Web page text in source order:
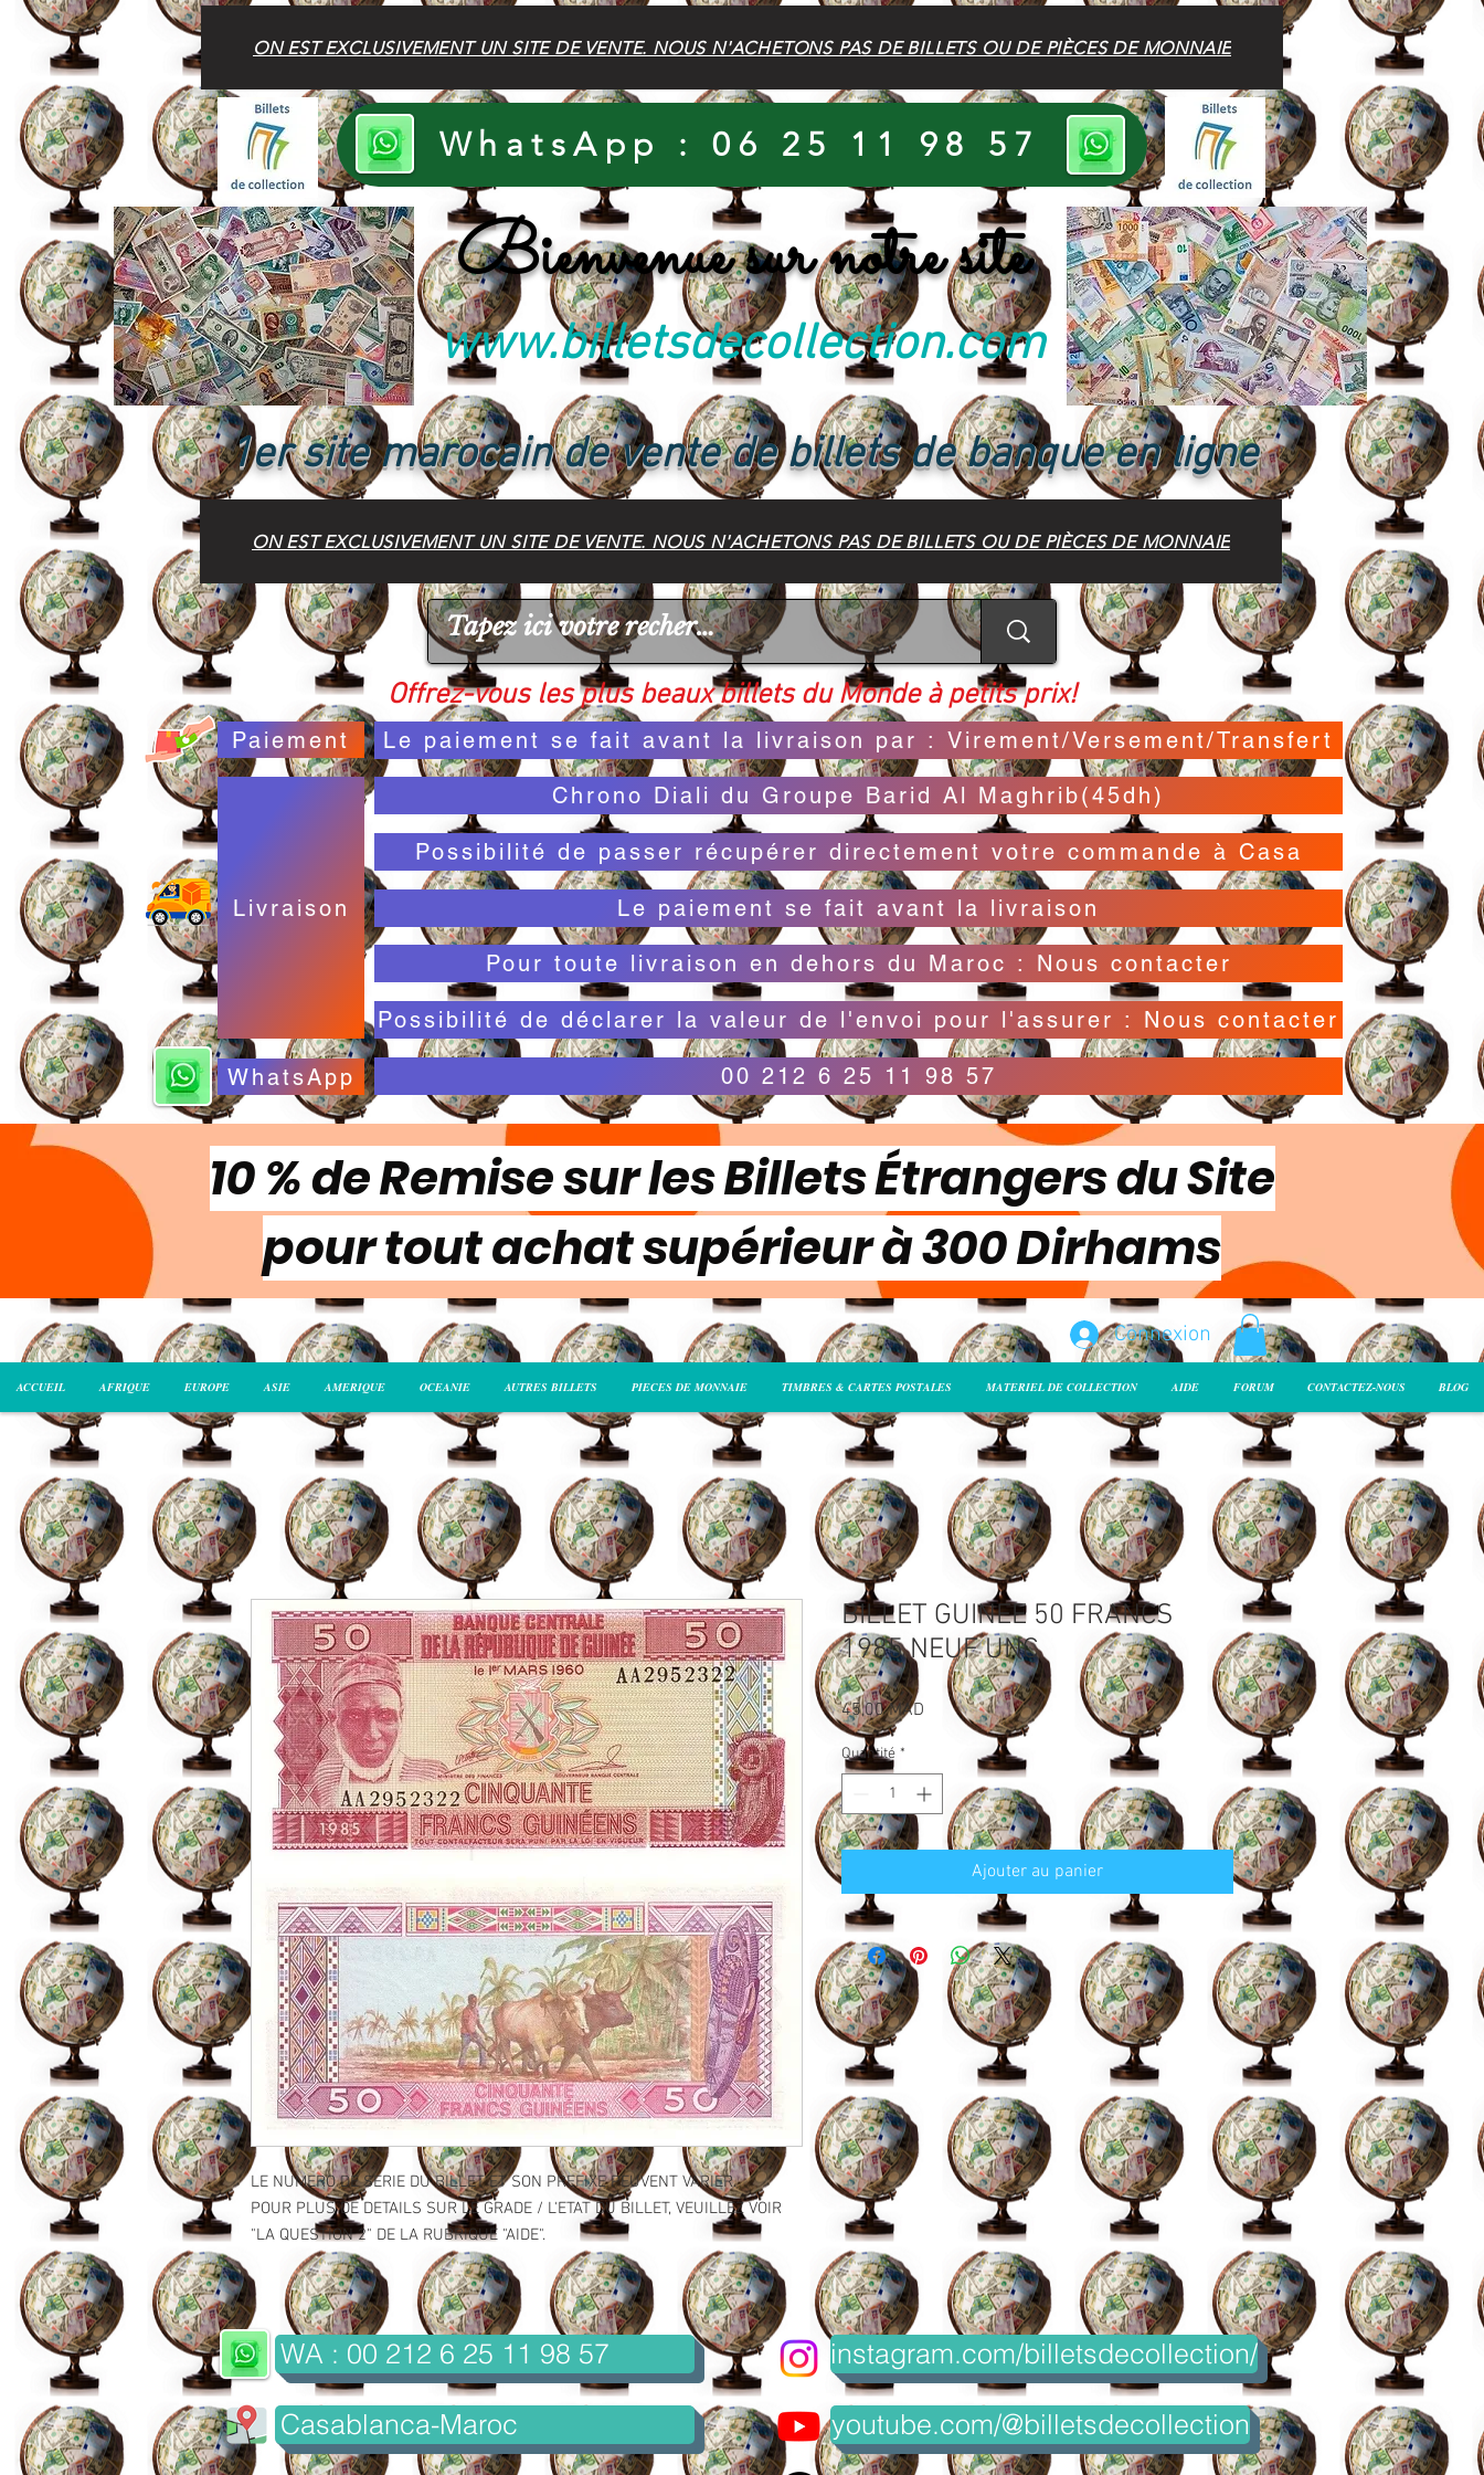
ON EST EXCLUSIVEMENT UN SITE DE VENTE. NOUS N'ACHETONS PAS DE BILLETS OU DE PIÈCES DE MONNAIE
WhatsApp : 06 25 11 98 57
Bienvenue sur notre site
www.billetsdecollection.com
1er site marocain de vente de billets de banque en ligne
ON EST EXCLUSIVEMENT UN SITE DE VENTE. NOUS N'ACHETONS PAS DE BILLETS OU DE PIÈCES DE MONNAIE
Offrez-vous les plus beaux billets du Monde à petits prix!
Paiement Le paiement se fait avant la livraison par : Virement/Versement/Transfert
Livraison
Chrono Diali du Groupe Barid Al Maghrib(45dh)
Possibilité de passer récupérer directement votre commande à Casa
Le paiement se fait avant la livraison
Pour toute livraison en dehors du Maroc : Nous contacter
Possibilité de déclarer la valeur de l'envoi pour l'assurer : Nous contacter
WhatsApp 00 212 6 25 11 98 57
10 % de Remise sur les Billets Étrangers du Site
pour tout achat supérieur à 300 Dirhams
Connexion
ACCUEIL AFRIQUE EUROPE ASIE AMERIQUE OCEANIE AUTRES BILLETS PIECES DE MONNAIE TIMBRES & CARTES POSTALES MATERIEL DE COLLECTION AIDE FORUM CONTACTEZ-NOUS BLOG
LE NUMERO DE SERIE DU BILLET ET SON PREFIXE PEUVENT VARIER.
POUR PLUS DE DETAILS SUR LE GRADE / L'ETAT DU BILLET, VEUILLEZ VOIR
"LA QUESTION 2" DE LA RUBRIQUE "AIDE".
BILLET GUINEE 50 FRANCS
1985 NEUF UNC
45,00 MAD Prix
Quantité *
Ajouter au panier
WA : 00 212 6 25 11 98 57
Casablanca-Maroc
instagram.com/billetsdecollection/
youtube.com/@billetsdecollection